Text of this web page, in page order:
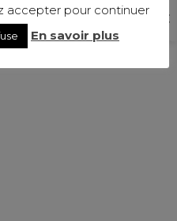
accepter pour continuer
En savoir plus